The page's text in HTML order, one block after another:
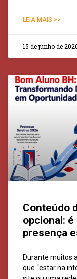
LEIA MAIS >>
15 de junho de
Conteúdo
opcional:
presença
Durante muitos
que “estar na